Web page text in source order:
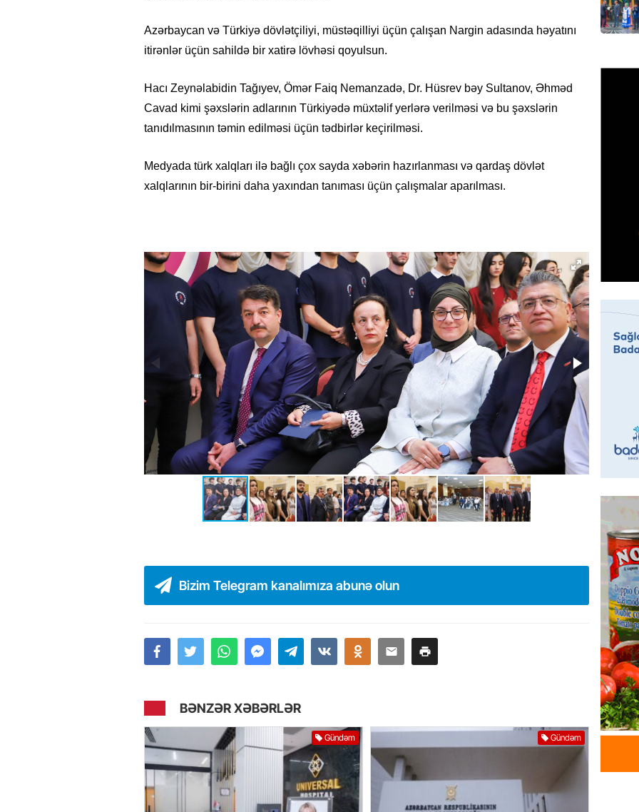
Azərbaycan və Türkiyə dövlətçiliyi, müstəqilliyi üçün çalışan Nargin adasında həyatını
itirənlər üçün sahildə bir xatirə lövhəsi qoyulsun.
Hacı Zeynəlabidin Tağıyev, Ömər Faiq Nemanzadə, Dr. Hüsrev bəy Sultanov, Əhməd
Cavad kimi şəxslərin adlarının Türkiyədə müxtəlif yerlərə verilməsi və bu şəxslərin
tanıdılmasının təmin edilməsi üçün tədbirlər keçirilməsi.
Medyada türk xalqları ilə bağlı çox sayda xəbərin hazırlanması və qardaş dövlət
xalqlarının bir-birini daha yaxından tanıması üçün çalışmalar aparılması.
Bizim Telegram kanalımıza abunə olun
BƏNZƏR XƏBƏRLƏR
Gündəm Gündəm
HADISƏ
ilə
yaradıldı
GÜNDƏM
verildi
GÜNDƏM